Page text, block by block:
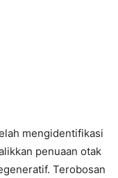
mengidentifikasi
penuaan otak
Terobosan